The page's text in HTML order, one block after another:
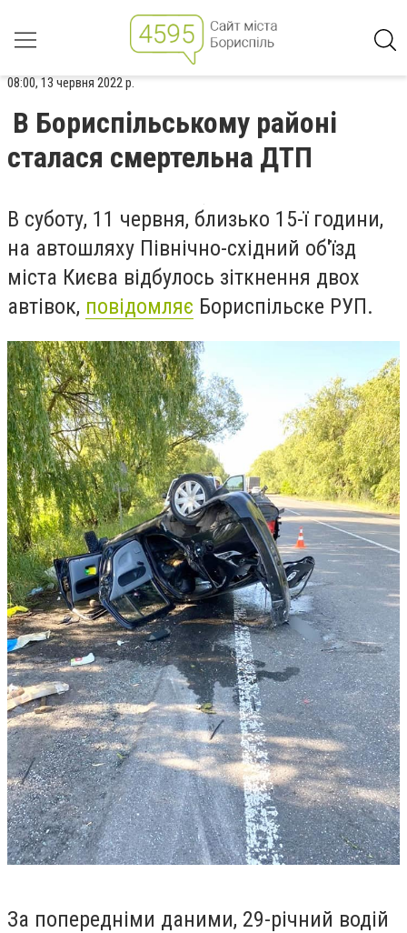
08:00, 13 червня 2022 р.
В Бориспільському районі
сталася смертельна ДТП
В суботу, 11 червня, близько 15-ї години,
на автошляху Північно-східний об'їзд
міста Києва відбулось зіткнення двох
автівок, повідомляє Бориспільске РУП.
За попередніми даними, 29-річний водій